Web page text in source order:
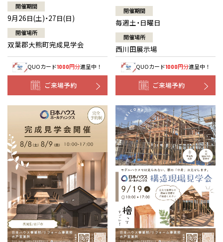
開催期間
9月26日(土)・27日(日)
開催場所
双葉郡大熊町完成見学会
QUOカード1000円分進呈中！
ご来場予約
開催期間
毎週土・日曜日
開催場所
西川田展示場
QUOカード1000円分進呈中！
ご来場予約